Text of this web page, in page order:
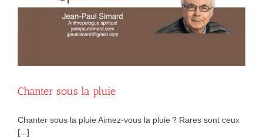
Chanter sous la pluie
Chanter sous la pluie Aimez-vous la pluie ? Rares sont ceux
[...]